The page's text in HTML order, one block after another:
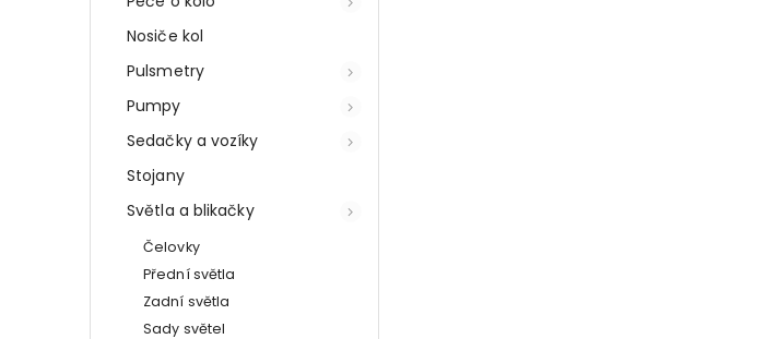
Nosiče kol
Pulsmetry
Pumpy
Sedačky a vozíky
Stojany
Světla a blikačky
Čelovky
Přední světla
Zadní světla
Sady světel